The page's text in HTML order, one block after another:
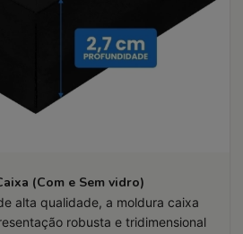
(Com e Sem vidro)
alta qualidade, a moldura caixa
robusta e tridimensional